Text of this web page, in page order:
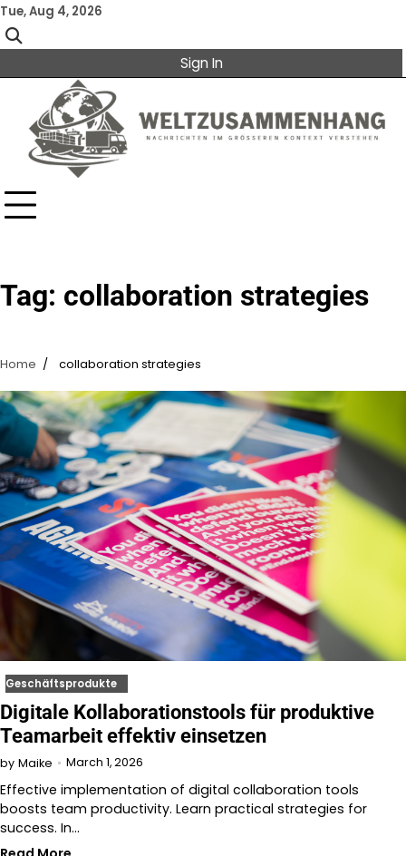
Skip
to
content
Tue, Aug 4, 2026
Sign In
Tag: collaboration strategies
Home collaboration strategies
Geschäftsprodukte
Digitale Kollaborationstools für produktive
Teamarbeit effektiv einsetzen
by Maike March 1, 2026
Effective implementation of digital collaboration tools
boosts team productivity. Learn practical strategies for
success. In…